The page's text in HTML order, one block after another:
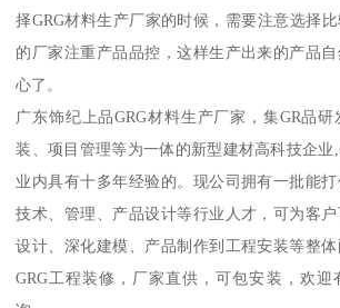
择GRG材料生产厂家的时候，需要注意选择
的厂家注重产品品控，这样生产出来的产品
心了。
广东饰纪上品GRG材料生产厂家，集GR品
装、项目管理等为一体的新型建材高科技企
业内具有十多年经验的。现公司拥有一批能
技术、管理、产品设计等行业人才，可为客
设计、深化建模、产品制作到工程安装等整
GRG工程装修，厂家直供，可包安装，欢迎